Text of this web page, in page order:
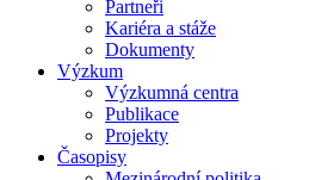
Partneři
Kariéra a stáže
Dokumenty
Výzkum
Výzkumná centra
Publikace
Projekty
Časopisy